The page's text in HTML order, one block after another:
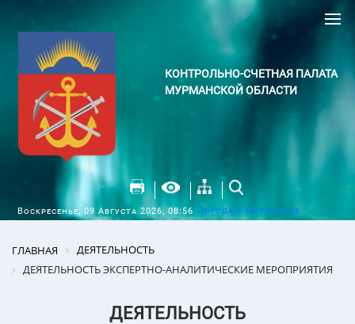
КОНТРОЛЬНО-СЧЕТНАЯ ПАЛАТА
МУРМАНСКОЙ ОБЛАСТИ
Воскресенье, 09 Августа 2026, 08:56 Погода в Мурманске
ГЛАВНАЯ
ДЕЯТЕЛЬНОСТЬ
ДЕЯТЕЛЬНОСТЬ ЭКСПЕРТНО-АНАЛИТИЧЕСКИЕ МЕРОПРИЯТИЯ
ДЕЯТЕЛЬНОСТЬ